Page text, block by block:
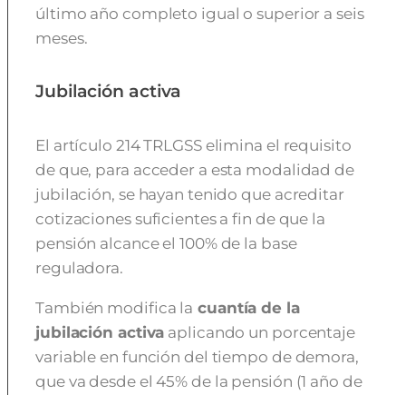
último año completo igual o superior a seis
meses.
Jubilación activa
El artículo 214 TRLGSS elimina el requisito
de que, para acceder a esta modalidad de
jubilación, se hayan tenido que acreditar
cotizaciones suficientes a fin de que la
pensión alcance el 100% de la base
reguladora.
También modifica la cuantía de la
jubilación activa aplicando un porcentaje
variable en función del tiempo de demora,
que va desde el 45% de la pensión (1 año de